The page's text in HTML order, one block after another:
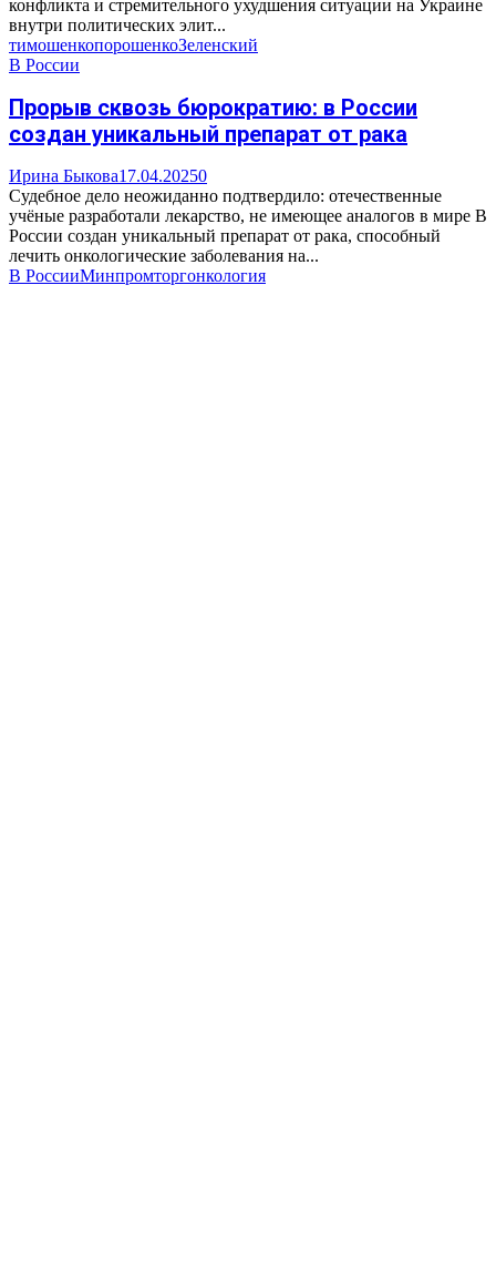
конфликта и стремительного ухудшения ситуации на Украине
внутри политических элит...
тимошенкопорошенкоЗеленский
В России
Прорыв сквозь бюрократию: в России
создан уникальный препарат от рака
Ирина Быкова17.04.20250
Судебное дело неожиданно подтвердило: отечественные
учёные разработали лекарство, не имеющее аналогов в мире В
России создан уникальный препарат от рака, способный
лечить онкологические заболевания на...
В РоссииМинпромторгонкология